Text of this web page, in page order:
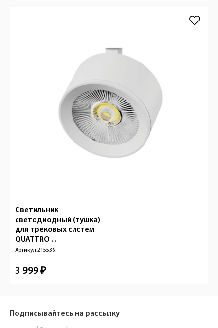
Светильник
светодиодный (тушка)
для трековых систем
QUATTRO ...
Артикул 215536
3 999 ₽
Подписывайтесь на рассылку